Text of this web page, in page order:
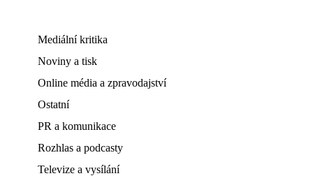
Mediální kritika
Noviny a tisk
Online média a zpravodajství
Ostatní
PR a komunikace
Rozhlas a podcasty
Televize a vysílání